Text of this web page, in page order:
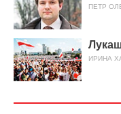
ПЕТР
ИРИНА